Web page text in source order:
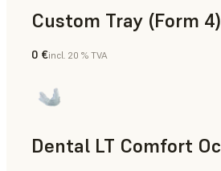
Custom Tray (Form 4)
Dentaire
0 €incl. 20 % TVA